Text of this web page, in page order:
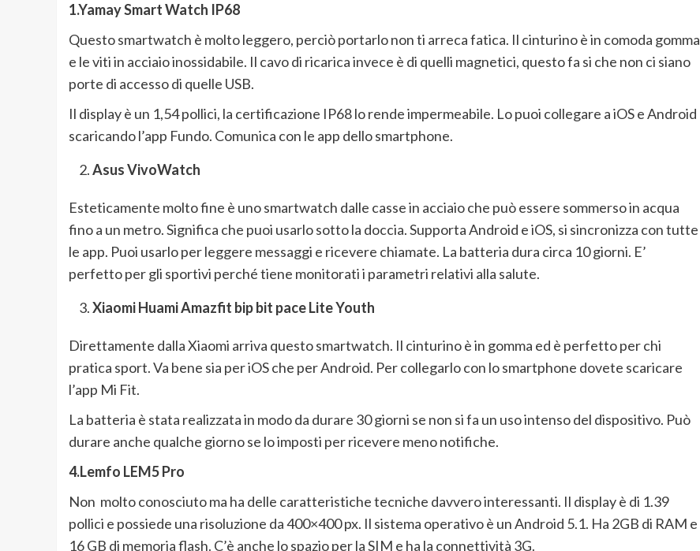
1.Yamay Smart Watch IP68
Questo smartwatch è molto leggero, perciò portarlo non ti arreca fatica. Il cinturino è in comoda gomma
e le viti in acciaio inossidabile. Il cavo di ricarica invece è di quelli magnetici, questo fa si che non ci siano
porte di accesso di quelle USB.
Il display è un 1,54 pollici, la certificazione IP68 lo rende impermeabile. Lo puoi collegare a iOS e Android
scaricando l’app Fundo. Comunica con le app dello smartphone.
Asus VivoWatch
Esteticamente molto fine è uno smartwatch dalle casse in acciaio che può essere sommerso in acqua
fino a un metro. Significa che puoi usarlo sotto la doccia. Supporta Android e iOS, si sincronizza con tutte
le app. Puoi usarlo per leggere messaggi e ricevere chiamate. La batteria dura circa 10 giorni. E’
perfetto per gli sportivi perché tiene monitorati i parametri relativi alla salute.
Xiaomi Huami Amazfit bip bit pace Lite Youth
Direttamente dalla Xiaomi arriva questo smartwatch. Il cinturino è in gomma ed è perfetto per chi
pratica sport. Va bene sia per iOS che per Android. Per collegarlo con lo smartphone dovete scaricare
l’app Mi Fit.
La batteria è stata realizzata in modo da durare 30 giorni se non si fa un uso intenso del dispositivo. Può
durare anche qualche giorno se lo imposti per ricevere meno notifiche.
4.Lemfo LEM5 Pro
Non molto conosciuto ma ha delle caratteristiche tecniche davvero interessanti. Il display è di 1.39
pollici e possiede una risoluzione da 400×400 px. Il sistema operativo è un Android 5.1. Ha 2GB di RAM e
16 GB di memoria flash. C’è anche lo spazio per la SIM e ha la connettività 3G.